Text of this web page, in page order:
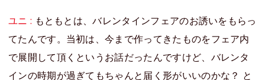
ユニ : もともとは、バレンタインフェアのお誘いをもらっ
てたんです。当初は、今まで作ってきたものをフェア内
で展開して頂くというお話だったんですけど、バレンタ
インの時期が過ぎてもちゃんと届く形がいいのかな？ と